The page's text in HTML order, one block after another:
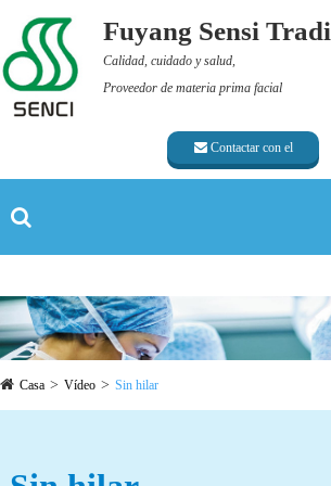
Fuyang Sensi
Calidad, cuidado y salud,
Proveedor de materia prima facial
Contactar con el
proveedor
Casa Vídeo Sin hilar